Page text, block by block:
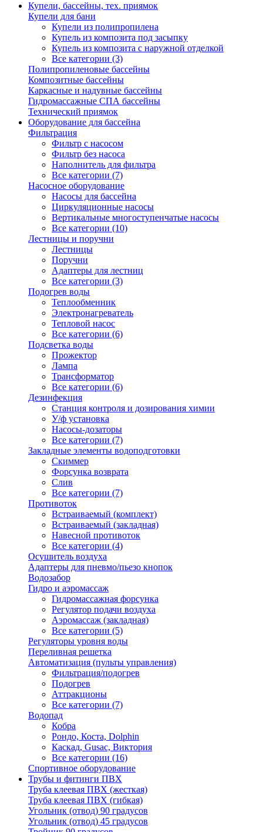
Купели, бассейны, тех. приямок
Купели для бани
Купели из полипропилена
Купель из композита под засыпку
Купель из композита с наружной отделкой
Все категории (3)
Полипропиленовые бассейны
Композитные бассейны
Каркасные и надувные бассейны
Гидромассажные СПА бассейны
Технический приямок
Оборудование для бассейна
Фильтрация
Фильтр с насосом
Фильтр без насоса
Наполнитель для фильтра
Все категории (7)
Насосное оборудование
Насосы для бассейна
Циркуляционные насосы
Вертикальные многоступенчатые насосы
Все категории (10)
Лестницы и поручни
Лестницы
Поручни
Адаптеры для лестниц
Все категории (3)
Подогрев воды
Теплообменник
Электронагреватель
Тепловой насос
Все категории (6)
Подсветка воды
Прожектор
Лампа
Трансформатор
Все категории (6)
Дезинфекция
Станция контроля и дозирования химии
У/ф установка
Насосы-дозаторы
Все категории (7)
Закладные элементы водоподготовки
Скиммер
Форсунка возврата
Слив
Все категории (7)
Противоток
Встраиваемый (комплект)
Встраиваемый (закладная)
Навесной противоток
Все категории (4)
Осушитель воздуха
Адаптеры для пневмо/пьезо кнопок
Водозабор
Гидро и аэромассаж
Гидромассажная форсунка
Регулятор подачи воздуха
Аэромассаж (закладная)
Все категории (5)
Регуляторы уровня воды
Переливная решетка
Автоматизация (пульты управления)
Фильтрация/подогрев
Подогрев
Аттракционы
Все категории (7)
Водопад
Кобра
Рондо, Коста, Dolphin
Каскад, Gusac, Виктория
Все категории (16)
Спортивное оборудование
Трубы и фитинги ПВХ
Труба клеевая ПВХ (жесткая)
Труба клеевая ПВХ (гибкая)
Угольник (отвод) 90 градусов
Угольник (отвод) 45 градусов